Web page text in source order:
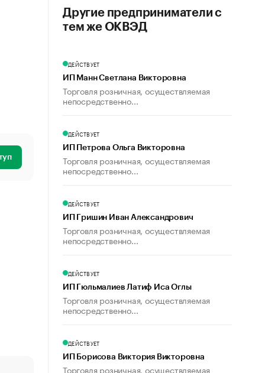
Другие предприниматели с
тем же ОКВЭД
ДЕЙСТВУЕТ
ИП Манн Светлана Викторовна
Торговля розничная, осуществляемая
непосредственно...
ДЕЙСТВУЕТ
ИП Петрова Ольга Викторовна
Торговля розничная, осуществляемая
непосредственно...
ДЕЙСТВУЕТ
ИП Гришин Иван Александрович
Торговля розничная, осуществляемая
непосредственно...
ДЕЙСТВУЕТ
ИП Гюльмалиев Латиф Иса Оглы
Торговля розничная, осуществляемая
непосредственно...
ДЕЙСТВУЕТ
ИП Борисова Виктория Викторовна
Торговля розничная, осуществляемая